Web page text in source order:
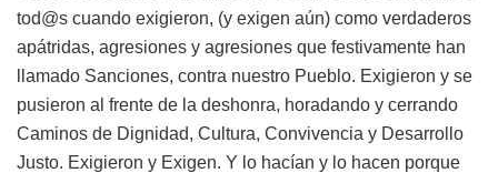
tod@s cuando exigieron, (y exigen aún) como verdaderos
apátridas, agresiones y agresiones que festivamente han
llamado Sanciones, contra nuestro Pueblo. Exigieron y se
pusieron al frente de la deshonra, horadando y cerrando
Caminos de Dignidad, Cultura, Convivencia y Desarrollo
Justo. Exigieron y Exigen. Y lo hacían y lo hacen porque